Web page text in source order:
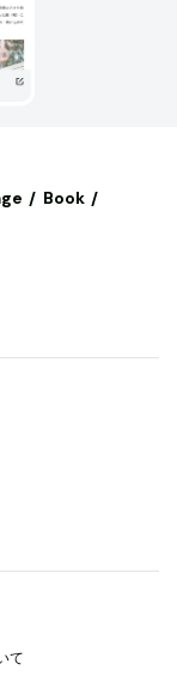
Book
て